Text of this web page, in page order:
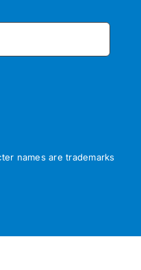
names are trademarks